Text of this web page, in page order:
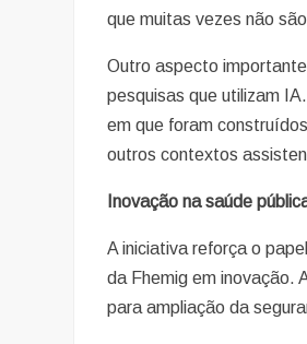
que muitas vezes não
Outro aspecto
pesquisas que utilizam
em que foram
outros contextos
Inovação na saúde
A iniciativa reforça o
da Fhemig em inovação.
para ampliação da